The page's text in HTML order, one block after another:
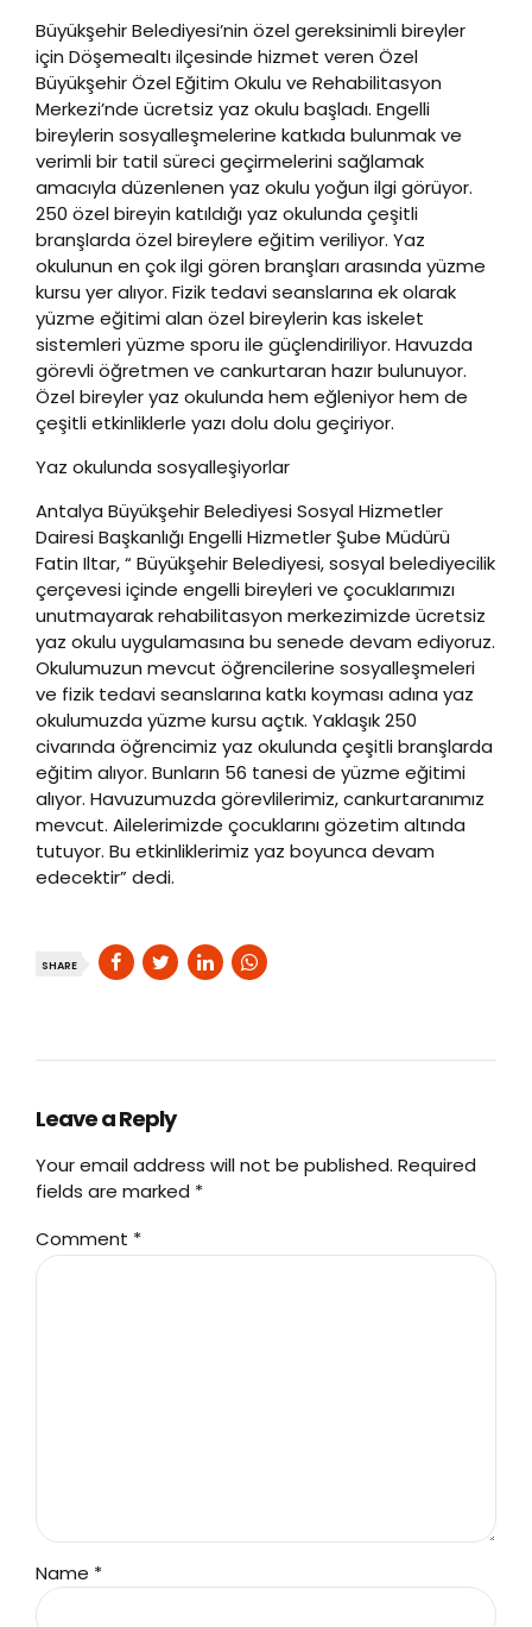
Büyükşehir Belediyesi’nin özel gereksinimli bireyler
için Döşemealtı ilçesinde hizmet veren Özel
Büyükşehir Özel Eğitim Okulu ve Rehabilitasyon
Merkezi’nde ücretsiz yaz okulu başladı. Engelli
bireylerin sosyalleşmelerine katkıda bulunmak ve
verimli bir tatil süreci geçirmelerini sağlamak
amacıyla düzenlenen yaz okulu yoğun ilgi görüyor.
250 özel bireyin katıldığı yaz okulunda çeşitli
branşlarda özel bireylere eğitim veriliyor. Yaz
okulunun en çok ilgi gören branşları arasında yüzme
kursu yer alıyor. Fizik tedavi seanslarına ek olarak
yüzme eğitimi alan özel bireylerin kas iskelet
sistemleri yüzme sporu ile güçlendiriliyor. Havuzda
görevli öğretmen ve cankurtaran hazır bulunuyor.
Özel bireyler yaz okulunda hem eğleniyor hem de
çeşitli etkinliklerle yazı dolu dolu geçiriyor.
Yaz okulunda sosyalleşiyorlar
Antalya Büyükşehir Belediyesi Sosyal Hizmetler
Dairesi Başkanlığı Engelli Hizmetler Şube Müdürü
Fatin Iltar, “ Büyükşehir Belediyesi, sosyal belediyecilik
çerçevesi içinde engelli bireyleri ve çocuklarımızı
unutmayarak rehabilitasyon merkezimizde ücretsiz
yaz okulu uygulamasına bu senede devam ediyoruz.
Okulumuzun mevcut öğrencilerine sosyalleşmeleri
ve fizik tedavi seanslarına katkı koyması adına yaz
okulumuzda yüzme kursu açtık. Yaklaşık 250
civarında öğrencimiz yaz okulunda çeşitli branşlarda
eğitim alıyor. Bunların 56 tanesi de yüzme eğitimi
alıyor. Havuzumuzda görevlilerimiz, cankurtaranımız
mevcut. Ailelerimizde çocuklarını gözetim altında
tutuyor. Bu etkinliklerimiz yaz boyunca devam
edecektir” dedi.
SHARE
Leave a Reply
Your email address will not be published. Required
fields are marked *
Comment *
Name *